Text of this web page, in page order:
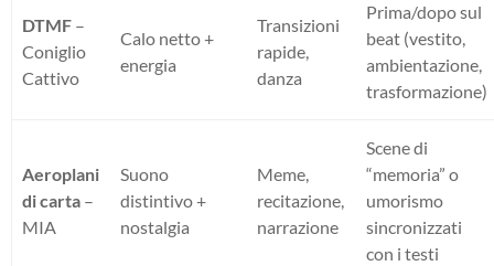
DTMF –
Coniglio
Cattivo
Calo netto +
energia
Transizioni
rapide,
danza
Prima/dopo sul
beat (vestito,
ambientazione,
trasformazione)
Aeroplani
di carta –
MIA
Suono
distintivo +
nostalgia
Meme,
recitazione,
narrazione
Scene di
“memoria” o
umorismo
sincronizzati
con i testi